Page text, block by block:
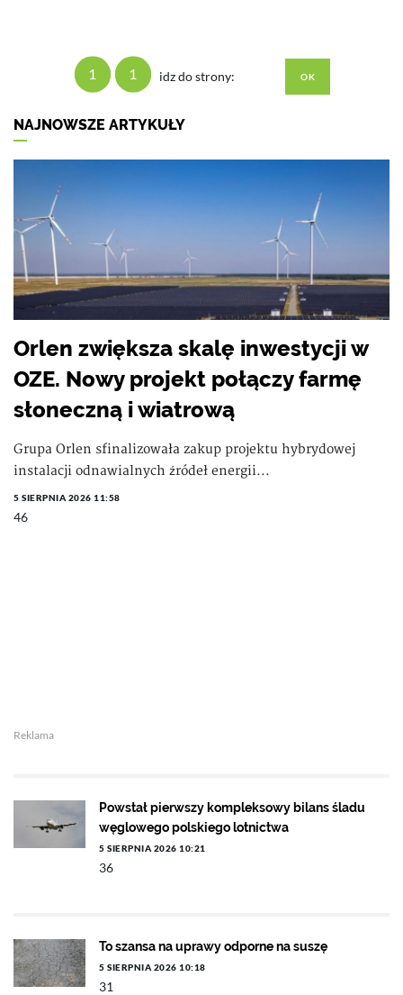
1 1 idz do strony:
NAJNOWSZE ARTYKUŁY
Orlen zwiększa skalę inwestycji w
OZE. Nowy projekt połączy farmę
słoneczną i wiatrową
Grupa Orlen sfinalizowała zakup projektu hybrydowej
instalacji odnawialnych źródeł energii...
5 SIERPNIA 2026 11:58
46
Reklama
Powstał pierwszy kompleksowy bilans śladu
węglowego polskiego lotnictwa
5 SIERPNIA 2026 10:21
36
To szansa na uprawy odporne na suszę
5 SIERPNIA 2026 10:18
31